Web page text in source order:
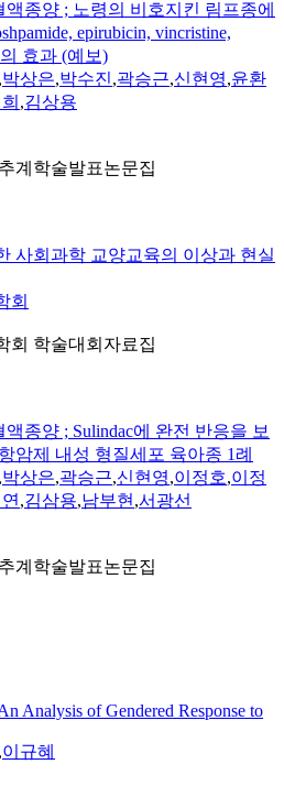
종양 ; 노령의 비호지킨 림프종에
epirubicin, vincristine,
효과 (예보)
,박상은,박수진,곽승근,신현영,윤환
,김상용
계학술발표논문집
사회과학 교양교육의 이상과 현실
회
회 학술대회자료집
종양 ; Sulindac에 완전 반응을 보
암제 내성 형질세포 육아종 1례
,박상은,곽승근,신현영,이정호,이정
,김삼용,남부현,서광선
계학술발표논문집
Analysis of Gendered Response to
,이규혜